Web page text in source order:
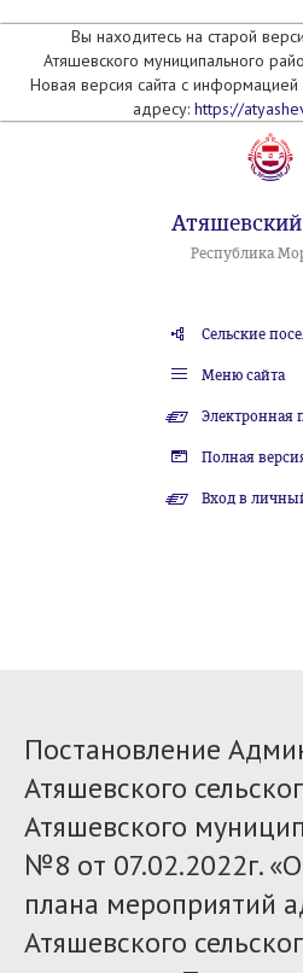
Вы находитесь на старой
Атяшевского муниципального
Новая версия сайта с
адресу: https://
Республика
Сельские
Меню сайта
Электронная
Полная
Вход в
Постановление
Атяшевского
Атяшевского
№8 от 07.02.2022г.
плана мероприятий
Атяшевского